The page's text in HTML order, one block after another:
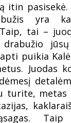
itin pasisekė.
yra
tai –
puikia
Juodas
turite, metas